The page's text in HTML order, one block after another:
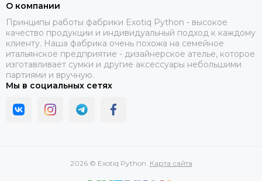
О компании
Принципы работы фабрики Exotiq Python - высокое
качество продукции и индивидуальный подход к каждому
клиенту. Наша фабрика очень похожа на семейное
итальянское предприятие - дизайнерское ателье, которое
изготавливает сумки и другие аксессуары небольшими
партиями и вручную.
Мы в социальных сетях
2026 © Exotiq Python. Карта сайта